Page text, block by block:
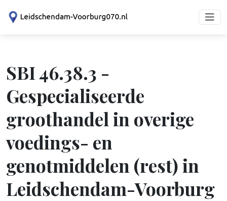
SBI 46.38.3 -
Gespecialiseerde
groothandel in overige
voedings- en
genotmiddelen (rest) in
Leidschendam-Voorburg